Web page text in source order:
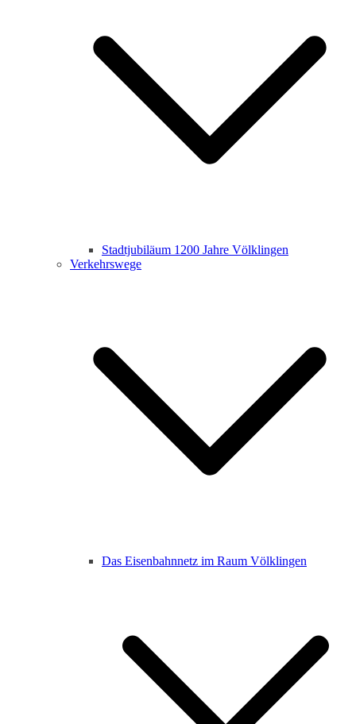
Stadtjubiläum 1200 Jahre Völklingen
Verkehrswege
Das Eisenbahnnetz im Raum Völklingen